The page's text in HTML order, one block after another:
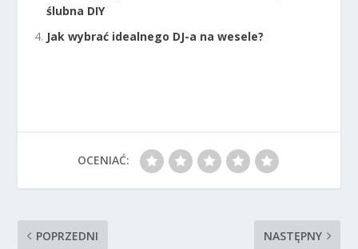
ślubna DIY
Jak wybrać idealnego DJ-a na wesele?
OCENIAĆ:
POPRZEDNI NASTĘPNY